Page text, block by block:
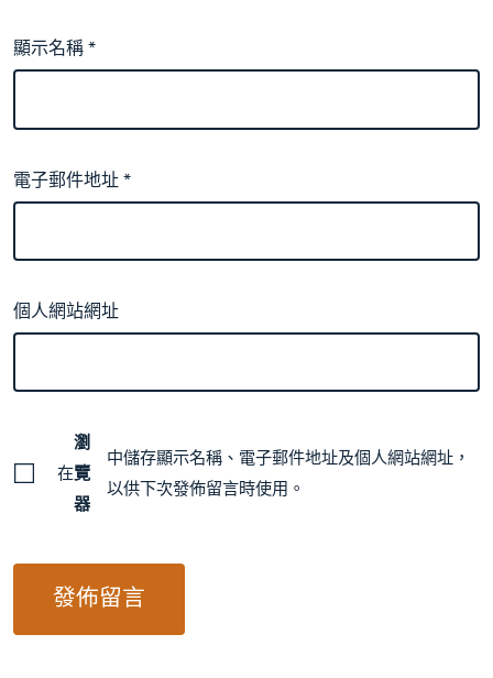
顯示名稱*
電子郵件地址*
個人網站網址
在
瀏
覽
器
中儲存顯示名稱、電子郵件地址及個人網站網址，
以供下次發佈留言時使用。